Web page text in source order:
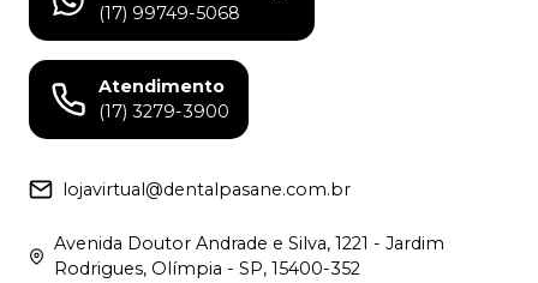
(17) 99749-5068
Atendimento
(17) 3279-3900
lojavirtual@dentalpasane.com.br
Avenida Doutor Andrade e Silva, 1221 - Jardim
Rodrigues, Olímpia - SP, 15400-352